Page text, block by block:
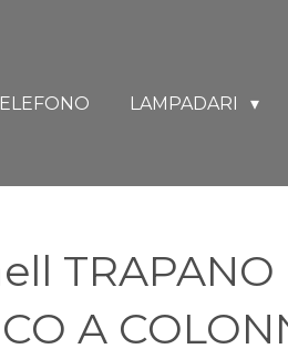
LAMPADARI
TRAPANO
A